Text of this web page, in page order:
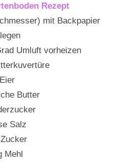
Rezept
mit Backpapier
Umluft vorheizen
Butter
Salz
Mehl